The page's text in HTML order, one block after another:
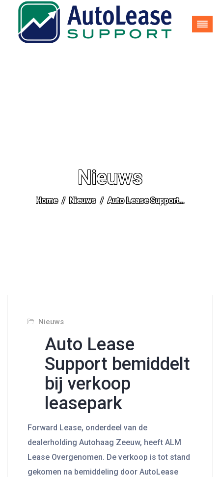
035-62 25 937 info@autoleasesupport.nl
Nieuws
Home Nieuws Auto Lease Support…
Nieuws
Auto Lease
Support bemiddelt
bij verkoop
leasepark
Forward Lease, onderdeel van de
dealerholding Autohaag Zeeuw, heeft ALM
Lease Overgenomen. De verkoop is tot stand
gekomen na bemiddeling door AutoLease